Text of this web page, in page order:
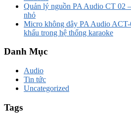
Quản lý nguồn PA Audio CT 02
nhỏ
Micro không dây PA Audio ACT-
khấu trong hệ thống karaoke
Danh Mục
Audio
Tin tức
Uncategorized
Tags